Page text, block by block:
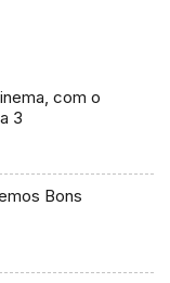
com o
3
Bons